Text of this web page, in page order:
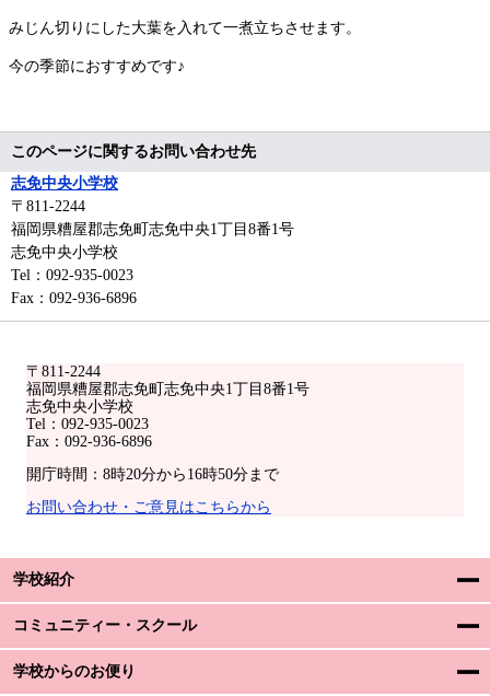
〒811-2244
福岡県糟屋郡志免町志免中央1丁目8番1号
志免中央小学校
Tel：092-935-0023
Fax：092-936-6896
開庁時間：8時20分から16時50分まで
お問い合わせ・ご意見はこちらから
学校紹介
コミュニティー・スクール
学校からのお便り
みじん切りにした大葉を入れて一煮立ちさせます。
今の季節におすすめです♪
このページに関するお問い合わせ先
志免中央小学校
〒811-2244
福岡県糟屋郡志免町志免中央1丁目8番1号
志免中央小学校
Tel：092-935-0023
Fax：092-936-6896